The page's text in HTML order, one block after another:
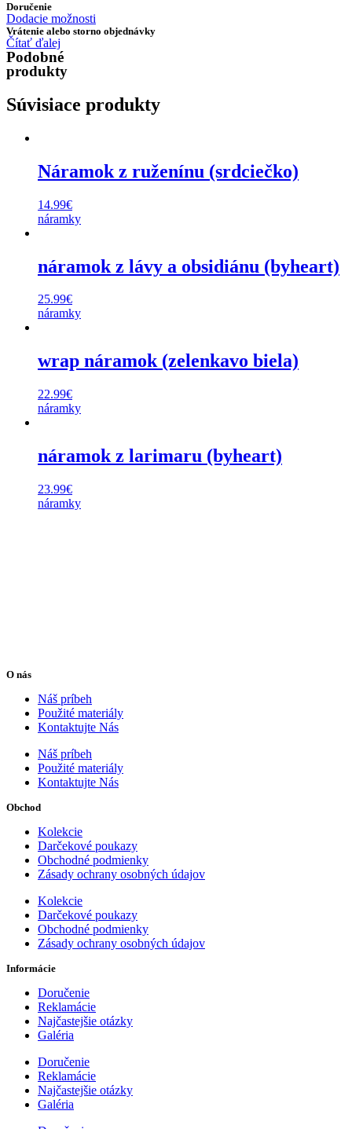
Doručenie
Dodacie možnosti
Vrátenie alebo storno objednávky
Čítať ďalej
Podobné
produkty
Súvisiace produkty
Náramok z ruženínu (srdciečko)
14.99€
náramky
náramok z lávy a obsidiánu (byheart)
25.99€
náramky
wrap náramok (zelenkavo biela)
22.99€
náramky
náramok z larimaru (byheart)
23.99€
náramky
O nás
Náš príbeh
Použité materiály
Kontaktujte Nás
Náš príbeh
Použité materiály
Kontaktujte Nás
Obchod
Kolekcie
Darčekové poukazy
Obchodné podmienky
Zásady ochrany osobných údajov
Kolekcie
Darčekové poukazy
Obchodné podmienky
Zásady ochrany osobných údajov
Informácie
Doručenie
Reklamácie
Najčastejšie otázky
Galéria
Doručenie
Reklamácie
Najčastejšie otázky
Galéria